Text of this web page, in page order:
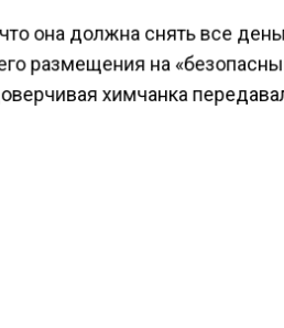
она должна снять все
размещения на
химчанка